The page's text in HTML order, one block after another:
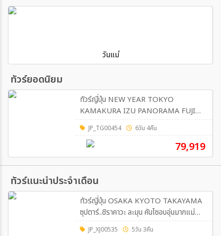
วันแม่
ทัวร์ยอดนิยม
ทัวร์ญี่ปุ่น NEW YEAR TOKYO
KAMAKURA IZU PANORAMA FUJI
6วัน 4คืน (TG)
JP_TG00454 6วัน 4คืน
79,919
ทัวร์แนะนำประจำเดือน
ทัวร์ญี่ปุ่น OSAKA KYOTO TAKAYAMA
ซุปตาร์..ชิราคาวะ ละมุน คันไซอบอุ่นมากแม่
5วัน 3คืน (XJ)
JP_XJ00535 5วัน 3คืน